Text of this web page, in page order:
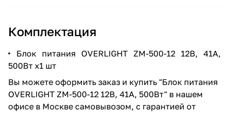
Комплектация
Блок питания OVERLIGHT ZM-500-12 12В, 41А,
500Вт х1 шт
Вы можете оформить заказ и купить "Блок питания
OVERLIGHT ZM-500-12 12В, 41А, 500Вт" в нашем
офисе в Москве самовывозом, с гарантией от